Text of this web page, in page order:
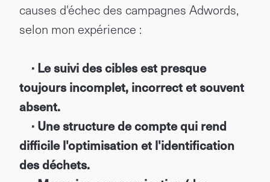
causes d'échec des campagnes Adwords,
selon mon expérience :
· Le suivi des cibles est presque
toujours incomplet, incorrect et souvent
absent.
· Une structure de compte qui rend
difficile l'optimisation et l'identification
des déchets.